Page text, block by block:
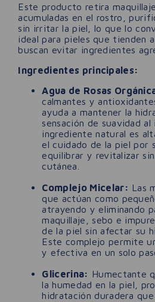
Este producto retira
acumuladas en el rostro,
sin irritar la piel, lo que lo
ideal para pieles que tienden
buscan evitar ingredientes
Ingredientes principales:
Agua de Rosas
calmantes y
ayuda a mantener la
sensación de suavidad
ingrediente natural es
el cuidado de la piel por
equilibrar y revitalizar
cutánea.
Complejo Micelar: Las
que actúan como
atrayendo y eliminando
maquillaje, sebo e
de la piel sin afectar su
Este complejo permite
y efectiva en un solo
Glicerina: Humectante
la humedad en la piel,
hidratación duradera